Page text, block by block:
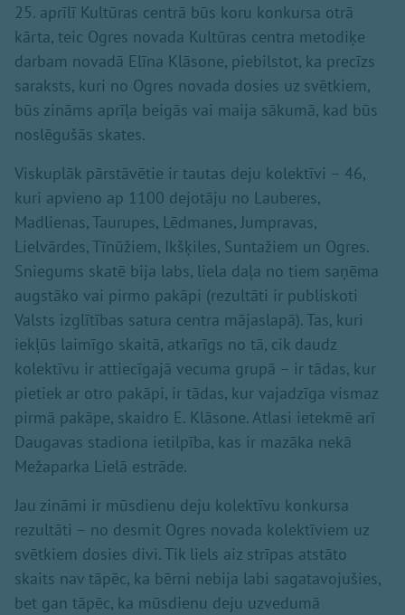
25. aprīlī Kultūras centrā būs koru konkursa otrā
kārta, teic Ogres novada Kultūras centra metodiķe
darbam novadā Elīna Klāsone, piebilstot, ka precīzs
saraksts, kuri no Ogres novada dosies uz svētkiem,
būs zināms aprīļa beigās vai maija sākumā, kad būs
noslēgušās skates.
Viskuplāk pārstāvētie ir tautas deju kolektīvi – 46,
kuri apvieno ap 1100 dejotāju no Lauberes,
Madlienas, Taurupes, Lēdmanes, Jumpravas,
Lielvārdes, Tīnūžiem, Ikšķiles, Suntažiem un Ogres.
Sniegums skatē bija labs, liela daļa no tiem saņēma
augstāko vai pirmo pakāpi (rezultāti ir publiskoti
Valsts izglītības satura centra mājaslapā). Tas, kuri
iekļūs laimīgo skaitā, atkarīgs no tā, cik daudz
kolektīvu ir attiecīgajā vecuma grupā – ir tādas, kur
pietiek ar otro pakāpi, ir tādas, kur vajadzīga vismaz
pirmā pakāpe, skaidro E. Klāsone. Atlasi ietekmē arī
Daugavas stadiona ietilpība, kas ir mazāka nekā
Mežaparka Lielā estrāde.
Jau zināmi ir mūsdienu deju kolektīvu konkursa
rezultāti – no desmit Ogres novada kolektīviem uz
svētkiem dosies divi. Tik liels aiz strīpas atstāto
skaits nav tāpēc, ka bērni nebija labi sagatavojušies,
bet gan tāpēc, ka mūsdienu deju uzvedumā